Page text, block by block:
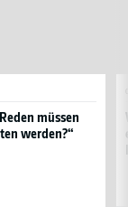
müssen
werden?“